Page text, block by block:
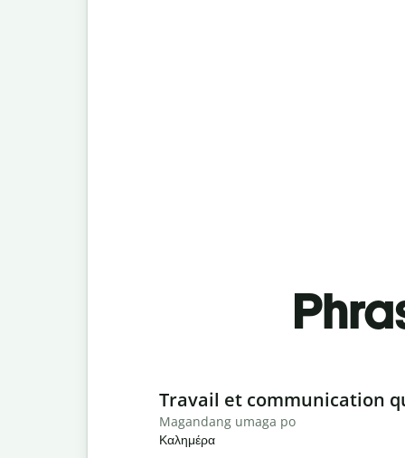
Slide 1 of 6
Travail et communication
Magandang umaga po
Καλημέρα